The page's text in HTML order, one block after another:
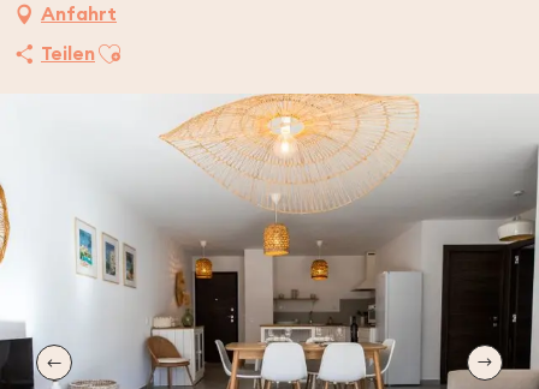
Anfahrt
TeilenAjouter aux favoris